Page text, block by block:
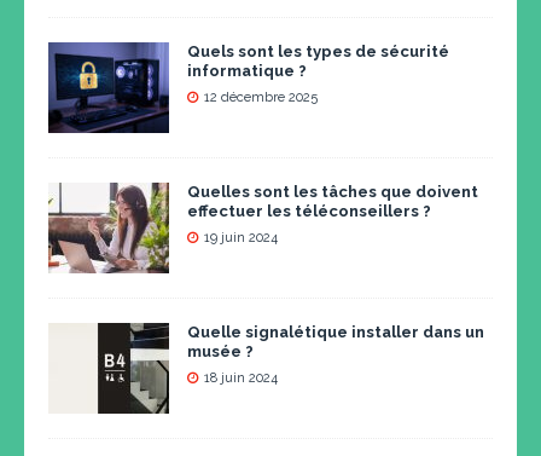
Quels sont les types de sécurité
informatique ?
12 décembre 2025
Quelles sont les tâches que doivent
effectuer les téléconseillers ?
19 juin 2024
Quelle signalétique installer dans un
musée ?
18 juin 2024